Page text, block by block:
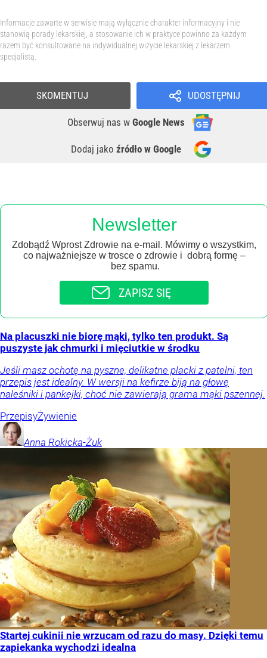
Informacje zawarte w serwisie mają wyłącznie charakter informacyjny i nie
stanowią porady lekarskiej, a stosowanie ich w praktyce powinno za każdym
razem być konsultowane na indywidualnej wizycie lekarskiej z lekarzem
specjalistą.
UDOSTĘPNIJ
Obserwuj nas w Google News
Dodaj jako źródło w Google
SKOMENTUJ
Newsletter
Zdobądź Wprost Zdrowie na e-mail. Mówimy o wszystkim,
co najważniejsze w trosce o zdrowie i dobrą formę –
bez spamu.
ZAPISZ SIĘ
Na placuszki nie biorę mąki, tylko ten produkt. Są
puszyste jak chmurki i mięciutkie w środku
Jeśli masz ochotę na pyszne, delikatne placki z patelni, ten
przepis jest idealny. W wersji na kefirze biją na głowę
naleśniki i pankejki, choć nie zawierają grama mąki pszennej.
PrzepisyŻywienie
Anna Rokicka-Żuk
Startej cukinii nie wrzucam od razu do masy. Dzięki temu
zapiekanka wychodzi idealna